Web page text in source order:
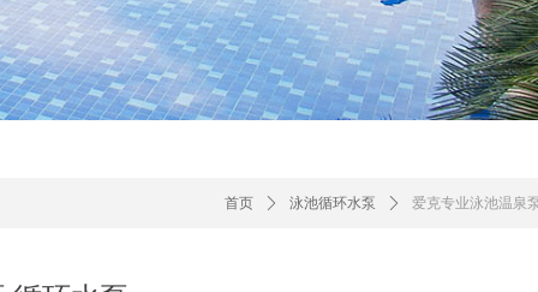
首页 ꄲ 泳池循环水泵 ꄲ 爱克专业泳池温泉